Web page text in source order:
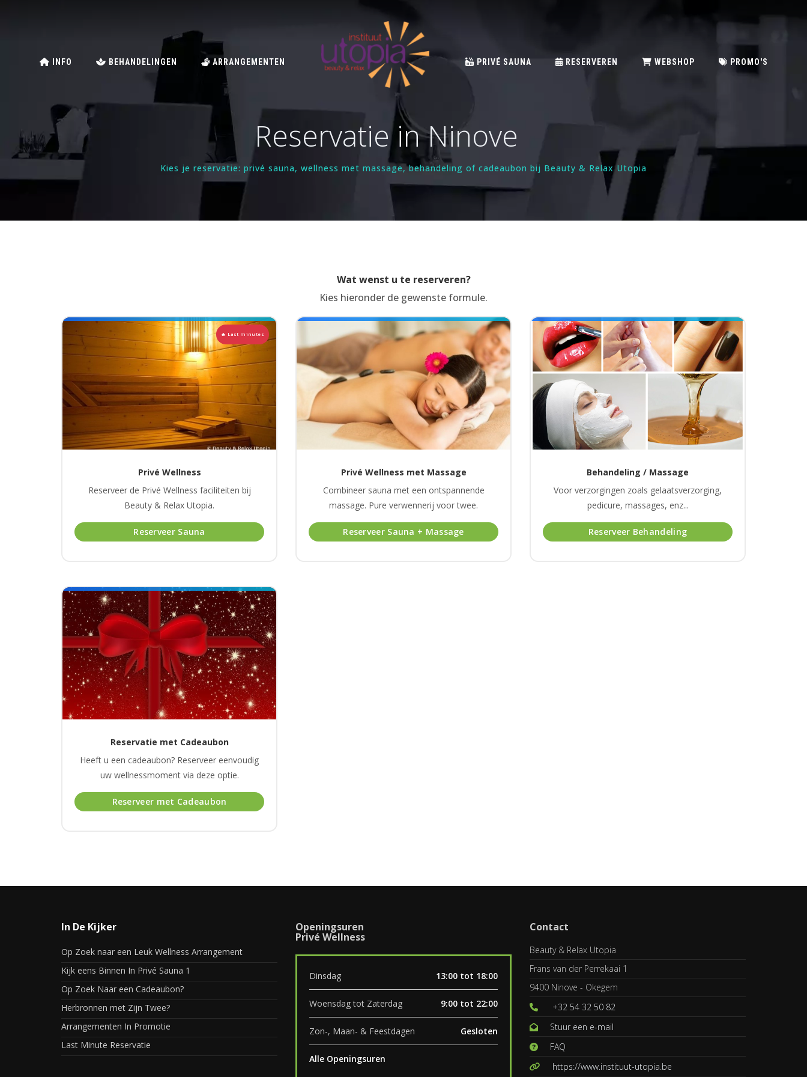
INFO BEHANDELINGEN ARRANGEMENTEN PRIVÉ SAUNA RESERVEREN WEBSHOP PROMO'S
Reservatie in Ninove
Kies je reservatie: privé sauna, wellness met massage, behandeling of cadeaubon bij Beauty & Relax Utopia
Wat wenst u te reserveren?
Kies hieronder de gewenste formule.
Privé Wellness
Reserveer de Privé Wellness faciliteiten bij
Beauty & Relax Utopia.
Reserveer Sauna
Privé Wellness met Massage
Combineer sauna met een ontspannende
massage. Pure verwennerij voor twee.
Reserveer Sauna + Massage
Behandeling / Massage
Voor verzorgingen zoals gelaatsverzorging,
pedicure, massages, enz...
Reserveer Behandeling
Reservatie met Cadeaubon
Heeft u een cadeaubon? Reserveer eenvoudig
uw wellnessmoment via deze optie.
Reserveer met Cadeaubon
In De Kijker
Op Zoek naar een Leuk Wellness Arrangement
Kijk eens Binnen In Privé Sauna 1
Op Zoek Naar een Cadeaubon?
Herbronnen met Zijn Twee?
Arrangementen In Promotie
Last Minute Reservatie
Openingsuren
Privé Wellness
Dinsdag 13:00 tot 18:00
Woensdag tot Zaterdag 9:00 tot 22:00
Zon-, Maan- & Feestdagen Gesloten
Alle Openingsuren
Contact
Beauty & Relax Utopia
Frans van der Perrekaai 1
9400 Ninove - Okegem
+32 54 32 50 82
Stuur een e-mail
FAQ
https://www.instituut-utopia.be